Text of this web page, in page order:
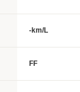
-km/L
FF